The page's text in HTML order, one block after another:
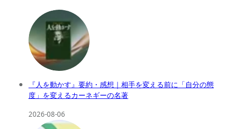
『人を動かす』要約・感想｜相手を変える前に「自分の態
度」を変えるカーネギーの名著
2026-08-06